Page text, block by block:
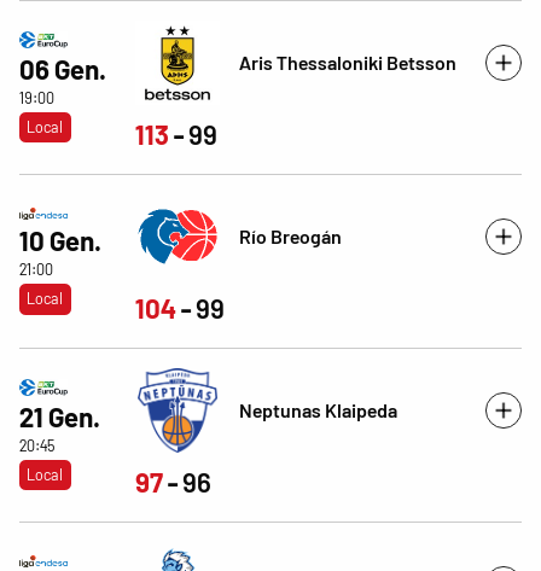
06 Gen.
19:00
Local
Aris Thessaloniki Betsson
113 99
10 Gen.
21:00
Local
Río Breogán
104 99
21 Gen.
20:45
Local
Neptunas Klaipeda
97 96